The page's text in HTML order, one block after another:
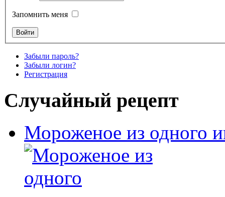
Запомнить меня
Забыли пароль?
Забыли логин?
Регистрация
Случайный рецепт
Мороженое из одного